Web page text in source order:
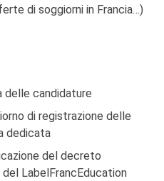
di soggiorni in Francia…)
delle candidature
di registrazione delle
dedicata
del decreto
LabelFrancEducation